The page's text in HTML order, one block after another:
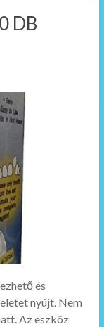
DB
és
nyújt. Nem
Az eszköz